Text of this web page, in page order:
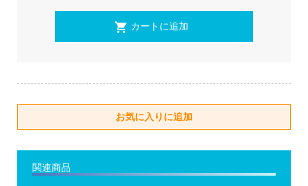
関連商品